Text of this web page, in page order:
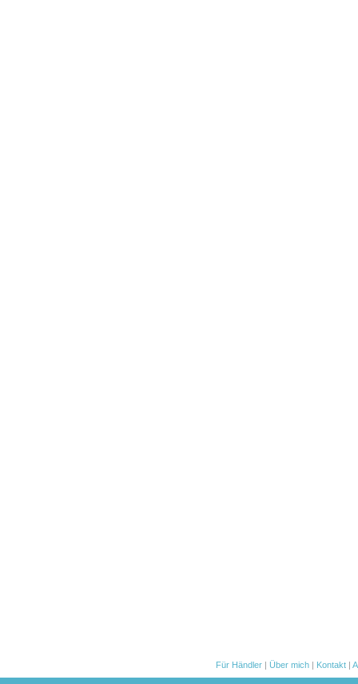
Für Händler | Über mich | Kontakt |